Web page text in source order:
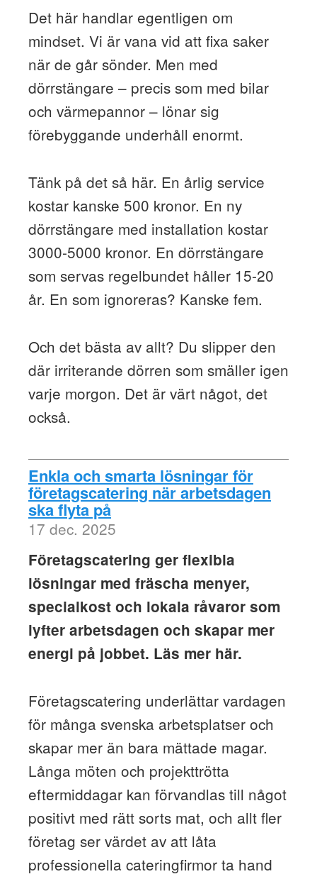
Det här handlar egentligen om
mindset. Vi är vana vid att fixa saker
när de går sönder. Men med
dörrstängare – precis som med bilar
och värmepannor – lönar sig
förebyggande underhåll enormt.
Tänk på det så här. En årlig service
kostar kanske 500 kronor. En ny
dörrstängare med installation kostar
3000-5000 kronor. En dörrstängare
som servas regelbundet håller 15-20
år. En som ignoreras? Kanske fem.
Och det bästa av allt? Du slipper den
där irriterande dörren som smäller igen
varje morgon. Det är värt något, det
också.
Enkla och smarta lösningar för
företagscatering när arbetsdagen
ska flyta på
17 dec. 2025
Företagscatering ger flexibla
lösningar med fräscha menyer,
specialkost och lokala råvaror som
lyfter arbetsdagen och skapar mer
energi på jobbet. Läs mer här.
Företagscatering underlättar vardagen
för många svenska arbetsplatser och
skapar mer än bara mättade magar.
Långa möten och projekttrötta
eftermiddagar kan förvandlas till något
positivt med rätt sorts mat, och allt fler
företag ser värdet av att låta
professionella cateringfirmor ta hand